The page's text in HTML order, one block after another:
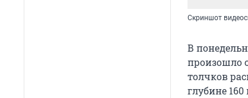
Скриншот
В
произошло
толчков
глубине